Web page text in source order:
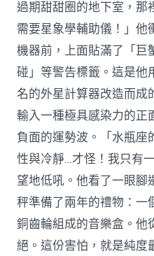
過期甜甜圈的地下室，那
需要星象學輔助儀！」他
機器前，上面貼滿了「巨
碰」等警告標籤。這是他
名的外星計算器改造而成
輸入一種極具感染力的正
負面的運勢波。「水瓶座
性與冷靜…才怪！我只有
望地低吼。他看了一眼腳
秤準備了兩年的禮物：一
銅齒輪組成的音樂盒。他
絕。這份害怕，就是純度